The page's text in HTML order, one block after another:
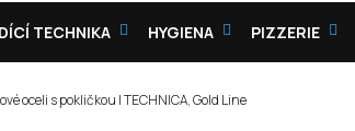
TECHNIKA HYGIENA PIZZERIE
oceli s pokličkou | TECHNICA, Gold Line